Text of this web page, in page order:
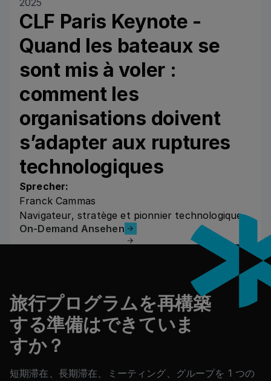
CLF Paris Keynote -
Quand les bateaux se
sont mis à voler :
comment les
organisations doivent
s’adapter aux ruptures
technologiques
Sprecher:
Franck Cammas
Navigateur, stratège et pionnier technologique
On-Demand Ansehen
On-Demand Ansehen
旅行プログラムを再構築
する準備はできていま
すか？
短期滞在、長期滞在、ミーティング、グループを 1 つの